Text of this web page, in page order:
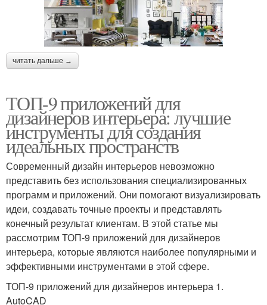
читать дальше →
ТОП-9 приложений для
дизайнеров интерьера: лучшие
инструменты для создания
идеальных пространств
Современный дизайн интерьеров невозможно
представить без использования специализированных
программ и приложений. Они помогают визуализировать
идеи, создавать точные проекты и представлять
конечный результат клиентам. В этой статье мы
рассмотрим ТОП-9 приложений для дизайнеров
интерьера, которые являются наиболее популярными и
эффективными инструментами в этой сфере.
ТОП-9 приложений для дизайнеров интерьера 1.
AutoCAD